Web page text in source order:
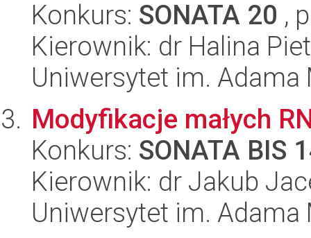
Konkurs: SONATA 20 ,
Kierownik: dr Halina
Uniwersytet im.
Modyfikacje małych
Konkurs: SONATA BIS
Kierownik: dr Jakub
Uniwersytet im.